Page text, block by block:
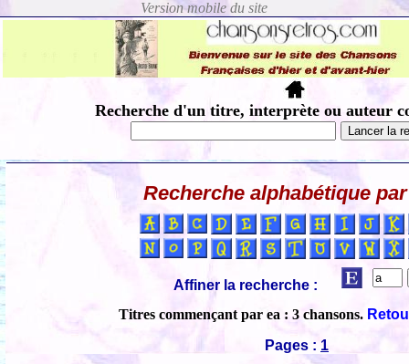
Recherche d'un titre, interprète ou auteur
Recherche alphabétique
Affiner la recherche :
Titres commençant par ea : 3 chansons.
Pages : 1